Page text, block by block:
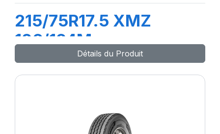
215/75R17.5 XMZ
126/124M
Détails du Produit